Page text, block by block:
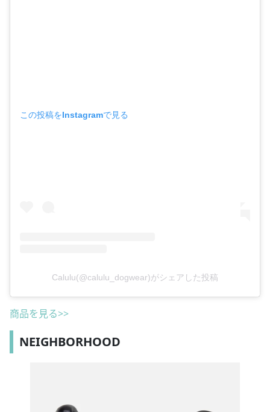
この投稿をInstagramで見る
Calulu(@calulu_dogwear)がシェアした投稿
商品を見る>>
NEIGHBORHOOD